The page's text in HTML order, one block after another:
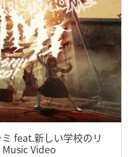
feat.新しい学校のリ
Video